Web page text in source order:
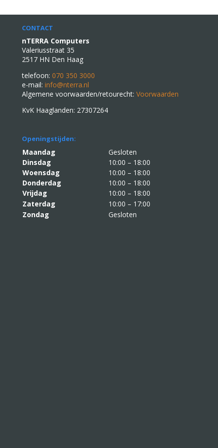
CONTACT
nTERRA Computers
Valeriusstraat 35
2517 HN Den Haag
telefoon: 070 350 3000
e-mail: info@nterra.nl
Algemene voorwaarden/retourecht: Voorwaarden
KvK Haaglanden: 27307264
Openingstijden:
Maandag
Gesloten
Dinsdag
10:00 – 18:00
Woensdag
10:00 – 18:00
Donderdag
10:00 – 18:00
Vrijdag
10:00 – 18:00
Zaterdag
10:00 – 17:00
Zondag
Gesloten